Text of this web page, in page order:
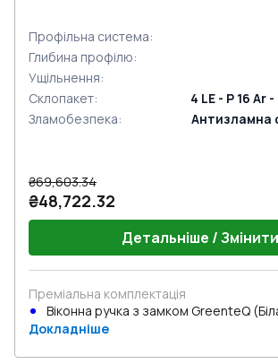
Профільна система:
Глибина профілю:
Ущільнення:
Склопакет:
4 LE - P 16 Ar
Зламобезпека:
Антизламна
₴69,603.34
₴48,722.32
Детальніше / Змінити
Преміальна комплектація
Віконна ручка з замком GreenteQ
Докладніше